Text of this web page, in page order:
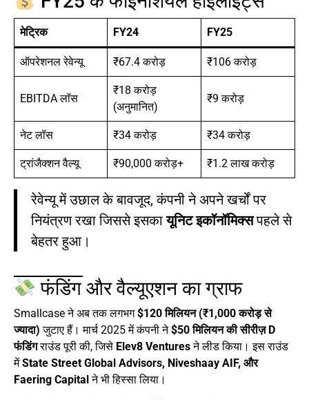
मेट्रिक FY24 FY25
ऑपरेशनल रेवेन्यू ₹67.4 करोड़ ₹106 करोड़
EBITDA लॉस
₹18 करोड़
(अनुमानित)
₹9 करोड़
नेट लॉस ₹34 करोड़ ₹34 करोड़
ट्रांजैक्शन वैल्यू ₹90,000 करोड़+ ₹1.2 लाख करोड़
रेवेन्यू में उछाल के बावजूद, कंपनी ने अपने खर्चों पर
नियंत्रण रखा जिससे इसकायूनिट इकॉनॉमिक्सपहले से
बेहतर हुआ।
फंडिंग और वैल्यूएशन का ग्राफ
Smallcase ने अब तक लगभग$120 मिलियन (₹1,000 करोड़ से
ज्यादा) जुटाए हैं। मार्च 2025 में कंपनी ने$50 मिलियन की सीरीज़ D
फंडिंगराउंड पूरी की, जिसे Elev8 Venturesने लीड किया। इस राउंड
मेंState Street Global Advisors, Niveshaay AIF, और
Faering Capital ने भी हिस्सा लिया।